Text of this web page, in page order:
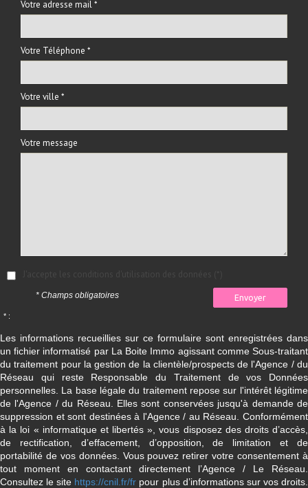
Votre adresse mail *
Votre Téléphone *
Votre ville *
Votre message
Envoyer
* Champs obligatoires
* :
Les informations recueillies sur ce formulaire sont enregistrées dans
un fichier informatisé par La Boite Immo agissant comme Sous-traitant
du traitement pour la gestion de la clientèle/prospects de l'Agence / du
Réseau qui reste Responsable du Traitement de vos Données
personnelles. La base légale du traitement repose sur l'intérêt légitime
de l'Agence / du Réseau. Elles sont conservées jusqu'à demande de
suppression et sont destinées à l'Agence / au Réseau. Conformément
à la loi « informatique et libertés », vous disposez des droits d’accès,
de rectification, d’effacement, d’opposition, de limitation et de
portabilité de vos données. Vous pouvez retirer votre consentement à
tout moment en contactant directement l’Agence / Le Réseau.
Consultez le site https://cnil.fr/fr pour plus d’informations sur vos droits.